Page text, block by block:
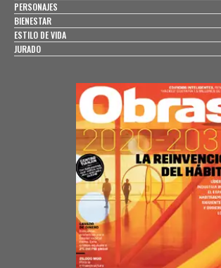
PERSONAJES
BIENESTAR
ESTILO DE VIDA
JURADO